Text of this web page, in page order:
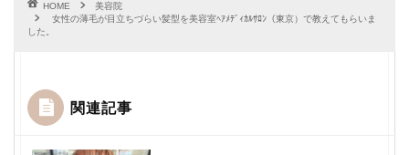
HOME
美容院
女性の薄毛が目立ちづらい髪型を美容室ﾍｱﾒﾃﾞｨｶﾙｻﾛﾝ（東京）で教えてもらいま
した。
関連記事